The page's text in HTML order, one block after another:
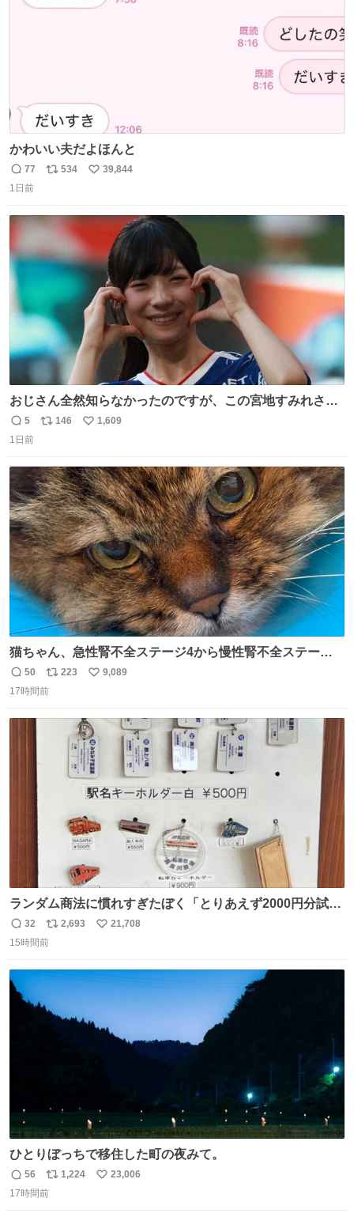
かわいい夫だよほんと
返
信
77
リ
ト
534
い
数
39,844
1日前
おじさん全然知らなかったのですが、この宮地すみれさん
（日向坂46）はマリサポだったのですね。 カメラ目線でに
っこりしていただいたので撮影したものの、全然誰だか知
ます！！
返
信
5
リ
ト
数
146
い
数
1,609
1日前
猫ちゃん、急性腎不全ステージ4から慢性腎不全ステージ2
になりました😭点滴も週一で大丈夫になった… このままだ
と2、3日持たないって言われたのが嘘みたい…本当に嬉し
道泣きながら歩いてたら向こうから来た人にすごい顔され
返
信
50
リ
ポ
223
い
数
9,089
17時間前
ランダム商法に慣れすぎたぼく「とりあえず2000円分試し
てみるか…」 駅員さん「どれが欲しいの？」 ぼく「えっ
良いんですか？」 駅員さん「何が…？？」 やっぱランダム
わ！！！！！！！！！！！！！！！！！！！！
返
信
32
リ
ポ
ト
2,693
い
数
21,708
15時間前
ひとりぼっちで移住した町の夜みて。
返
信
56
リ
ポ
1,224
い
23,006
17時間前